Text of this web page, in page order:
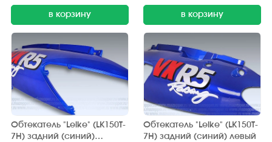
в корзину в корзину
Обтекатель "Leike" (LK150T-
7H) задний (синий)
Обтекатель "Leike" (LK150T-
7H) задний (синий) левый